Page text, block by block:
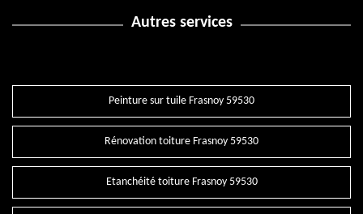
Autres services
Peinture sur tuile Frasnoy 59530
Rénovation toiture Frasnoy 59530
Etanchéité toiture Frasnoy 59530